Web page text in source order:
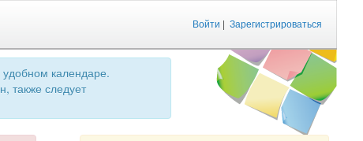
Войти | Зарегистрироваться
удобном календаре.
также следует